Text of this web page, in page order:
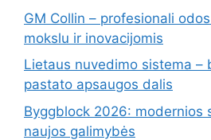
GM Collin – profesionali
mokslu ir inovacijomis
Lietaus nuvedimo sistema –
pastato apsaugos dalis
Byggblock 2026: modernios
naujos galimybės